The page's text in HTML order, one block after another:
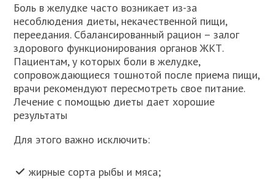
Боль в желудке часто возникает из-за
несоблюдения диеты, некачественной пищи,
переедания. Сбалансированный рацион – залог
здорового функционирования органов ЖКТ.
Пациентам, у которых боли в желудке,
сопровождающиеся тошнотой после приема пищи,
врачи рекомендуют пересмотреть свое питание.
Лечение с помощью диеты дает хорошие
результаты
Для этого важно исключить:
жирные сорта рыбы и мяса;